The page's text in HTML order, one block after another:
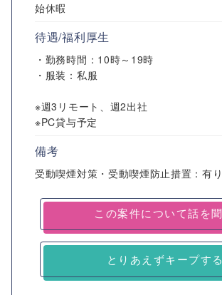
始休暇
待遇/福利厚生
・勤務時間：10時～19時
・服装：私服
※週3リモート、週2出社
※PC貸与予定
備考
受動喫煙対策・受動喫煙防止措置：有り
とりあえずキープする